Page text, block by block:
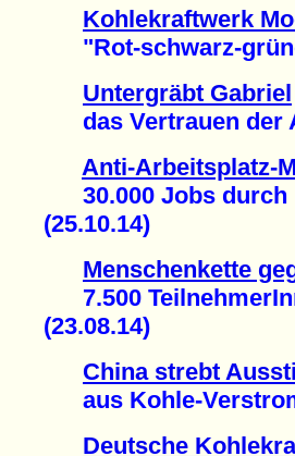
Kohlekraftwerk
"Rot-schwarz-
Untergräbt Gabriel
das Vertrauen der
Anti-Arbeitsplatz-
30.000 Jobs durch
(25.10.14)
Menschenkette
7.500
(23.08.14)
China strebt
aus Kohle-
Deutsche